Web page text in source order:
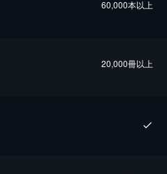
60,000本以上
20,000冊以上